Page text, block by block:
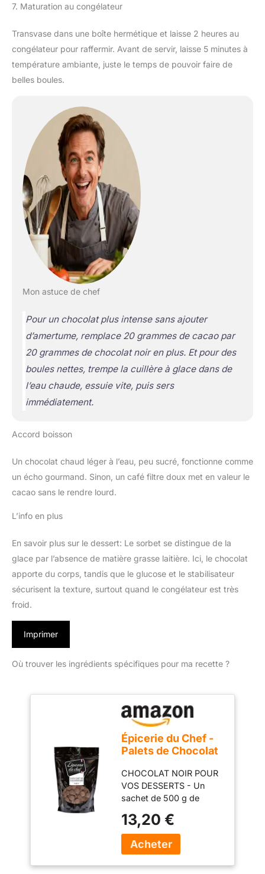
7. Maturation au congélateur
Transvase dans une boîte hermétique et laisse 2 heures au
congélateur pour raffermir. Avant de servir, laisse 5 minutes à
température ambiante, juste le temps de pouvoir faire de
belles boules.
Mon astuce de chef
Pour un chocolat plus intense sans ajouter
d’amertume, remplace 20 grammes de cacao par
20 grammes de chocolat noir en plus. Et pour des
boules nettes, trempe la cuillère à glace dans de
l’eau chaude, essuie vite, puis sers
immédiatement.
Accord boisson
Un chocolat chaud léger à l’eau, peu sucré, fonctionne comme
un écho gourmand. Sinon, un café filtre doux met en valeur le
cacao sans le rendre lourd.
L’info en plus
En savoir plus sur le dessert: Le sorbet se distingue de la
glace par l’absence de matière grasse laitière. Ici, le chocolat
apporte du corps, tandis que le glucose et le stabilisateur
sécurisent la texture, surtout quand le congélateur est très
froid.
Imprimer
Où trouver les ingrédients spécifiques pour ma recette ?
Épicerie du Chef -
Palets de Chocolat
Chocolat de
Couverture pour
Desserts,
Pâtisseries,
Gâteaux, Glaçages
- Ingrédient 58%
Cacao Minimum -
EDC8632
CHOCOLAT NOIR POUR
VOS DESSERTS - Un
sachet de 500 g de
faire fondre pour vos
besoins en pâtisserie.
Idéal pour vos desserts,
13,20 €